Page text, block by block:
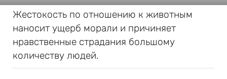
Жестокость по отношению к животным
наносит ущерб морали и причиняет
нравственные страдания большому
количеству людей.